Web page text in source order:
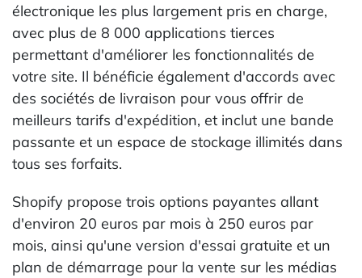
électronique les plus largement pris en charge,
avec plus de 8 000 applications tierces
permettant d'améliorer les fonctionnalités de
votre site. Il bénéficie également d'accords avec
des sociétés de livraison pour vous offrir de
meilleurs tarifs d'expédition, et inclut une bande
passante et un espace de stockage illimités dans
tous ses forfaits.
Shopify propose trois options payantes allant
d'environ 20 euros par mois à 250 euros par
mois, ainsi qu'une version d'essai gratuite et un
plan de démarrage pour la vente sur les médias